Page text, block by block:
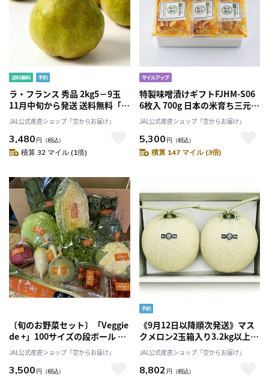
ラ・フランス 秀品 2kg5－9玉
11月中旬から発送 送料無料「ア
ンスリーファーム」
JAL公式産直ショップ「空からお届け」
3,480 円 （税込）
積算 32 マイル (1倍)
特製味噌漬けギフトFJHM-S06
6枚入 700g 日本の米育ち三元豚
「株式会社平田牧場」マイル
送料無料 産直 産地直送 2025
米 お米
JAL公式産直ショップ「空からお届け」
5,300 円 （税込）
積算 147 マイル (3倍)
〔旬のお野菜セット〕「Veggie
de +」100サイズの段ボール 旬
のおいしさがここに！兵庫県但
馬産
JAL公式産直ショップ「空からお届け」
3,500 円 （税込）
《9月12日以降順次発送》マス
クメロン2玉箱入り3.2kg以上
《良品》【一果相伝】「株式会
社篤農」
JAL公式産直ショップ「空からお届け」
8,802 円 （税込）